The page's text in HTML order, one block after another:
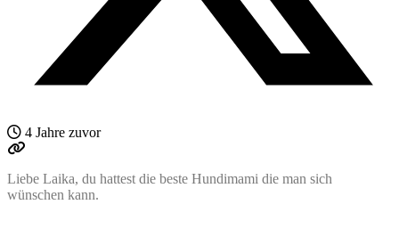
4 Jahre zuvor
Liebe Laika, du hattest die beste Hundimami die man sich
wünschen kann.